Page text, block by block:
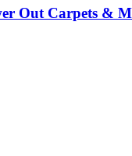
Out Carpets &